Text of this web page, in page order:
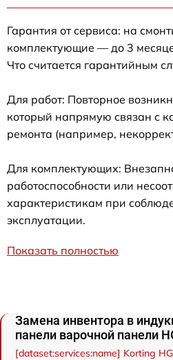
Гарантия от сервиса: на
комплектующие — до 3
Что считается гарантийным
Для работ: Повторное
который напрямую связан с
ремонта (например,
Для комплектующих:
работоспособности или
характеристикам при
эксплуатации.
Показать полностью
Замена инвентора в
панели варочной панели
[dataset:services:name] Korting